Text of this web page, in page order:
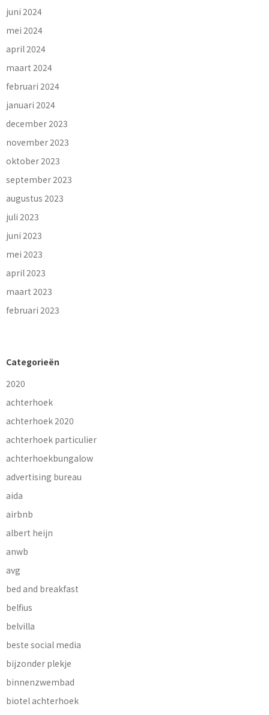
juni 2024
mei 2024
april 2024
maart 2024
februari 2024
januari 2024
december 2023
november 2023
oktober 2023
september 2023
augustus 2023
juli 2023
juni 2023
mei 2023
april 2023
maart 2023
februari 2023
Categorieën
2020
achterhoek
achterhoek 2020
achterhoek particulier
achterhoekbungalow
advertising bureau
aida
airbnb
albert heijn
anwb
avg
bed and breakfast
belfius
belvilla
beste social media
bijzonder plekje
binnenzwembad
biotel achterhoek